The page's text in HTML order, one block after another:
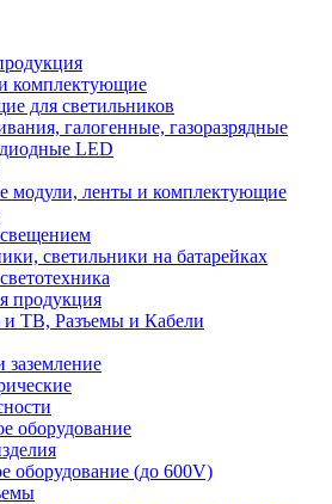
комплектующие
для светильников
галогенные, газоразрядные
LED
модули, ленты и комплектующие
светильники на батарейках
продукция
ТВ, Разъемы и Кабели
заземление
оборудование
оборудование (до 600V)